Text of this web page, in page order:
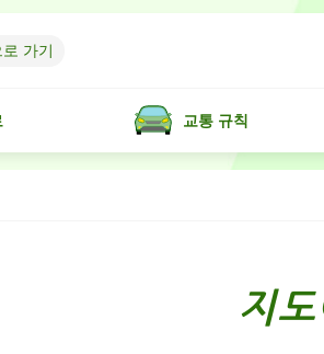
가기
교통 규칙
지